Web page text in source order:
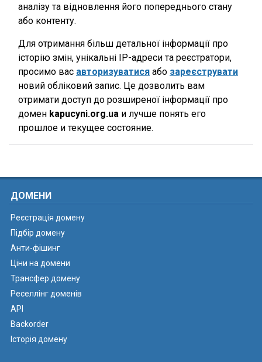
аналізу та відновлення його попереднього стану
або контенту.
Для отримання більш детальної інформації про
історію змін, унікальні IP-адреси та реєстратори,
просимо вас авторизуватися або зареєструвати
новий обліковий запис. Це дозволить вам
отримати доступ до розширеної інформації про
домен kapucyni.org.ua и лучше понять его
прошлое и текущее состояние.
ДОМЕНИ
Реєстрація домену
Підбір домену
Анти-фішинг
Ціни на домени
Трансфер домену
Реселлінг доменів
API
Backorder
Історія домену